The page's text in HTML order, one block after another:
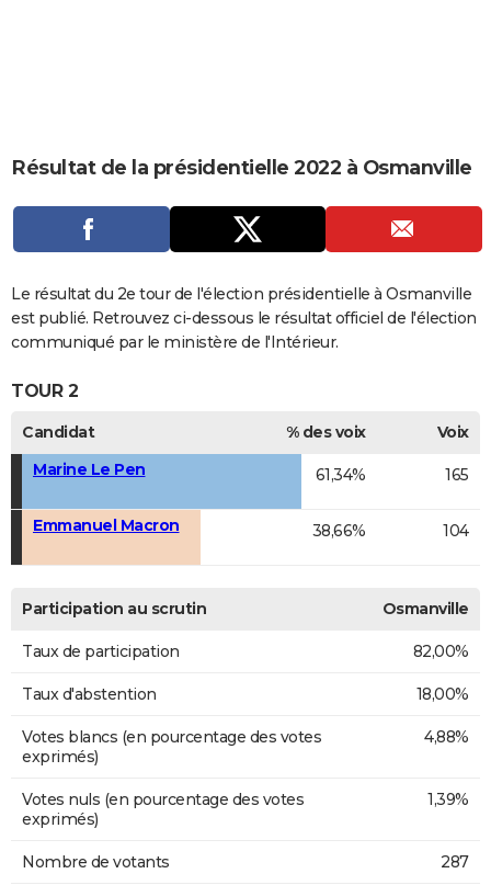
CARTE DE VOEUX
DICTIONNAIRE
Dictionnaire
Biographies
Expressions
Proverbes
PROGRAMME TV
COPAINS D'AVANT
S'inscrire
Se connecter
Lycées
Collèges
Primaires
Universités
Entreprises
Service militaire
Avis de recherche
AVIS DE DÉCÈS
FORUM
Bricolage
Culture
Television
Voyage
Résultat de la présidentielle 2022 à Osmanville
Le résultat du 2e tour de l'élection présidentielle à Osmanville
est publié. Retrouvez ci-dessous le résultat officiel de l'élection
communiqué par le ministère de l'Intérieur.
TOUR 2
Candidat % des voix
Voix
Marine Le Pen
61,34% 165
Emmanuel Macron 38,66% 104
Participation au scrutin Osmanville
Taux de participation 82,00%
Taux d'abstention 18,00%
Votes blancs (en pourcentage des votes
exprimés)
4,88%
Votes nuls (en pourcentage des votes
exprimés)
1,39%
Nombre de votants 287